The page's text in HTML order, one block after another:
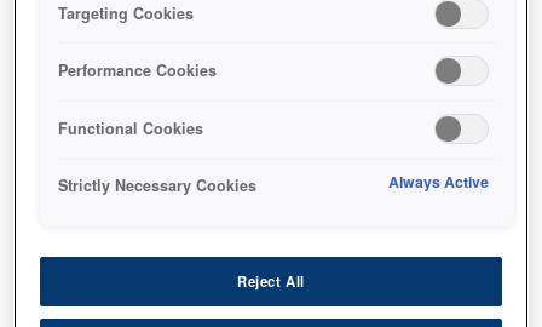
تقنية التصوير ودقة 4K الحاصلة
على براءة اختراع
جودة صورة فائقة بدقة 4K توفر تجربة آسرة
تصميم صغير جدًا وخفيف الوزن
جهاز عرض ضوئي صغير وقوي بدقة 4K وبقوة
Targeting Cookies
Performance Cookies
Functional Cookies
Strictly Necessary Cookies Always Active
Reject All